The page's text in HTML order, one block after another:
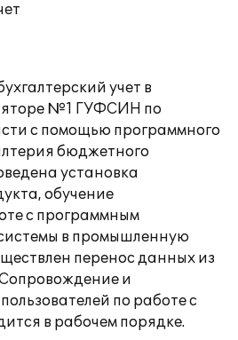
учет в
№1 ГУФСИН по
с помощью программного
бюджетного
установка
обучение
с программным
в промышленную
перенос данных из
и
по работе с
в рабочем порядке.